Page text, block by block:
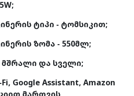
ტიპი - ტომსიკით;
ზომა - 550მლ;
მშრალი და სველი;
Google Assistant, Amazon